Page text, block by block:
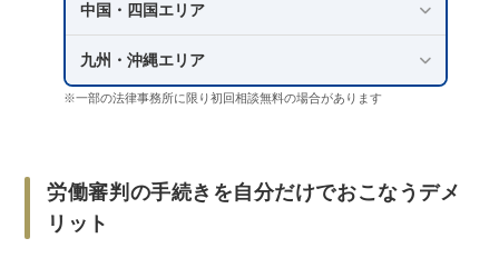
中国・四国エリア
九州・沖縄エリア
※一部の法律事務所に限り初回相談無料の場合があります
労働審判の手続きを自分だけでおこなうデメ
リット